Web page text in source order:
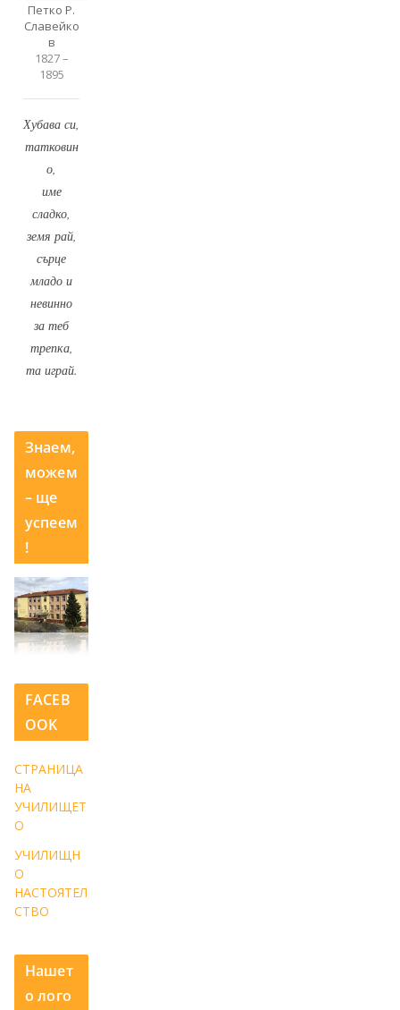
Петко Р.
Славейко
в
1827 –
1895
Хубава си,
татковин
о,
име
сладко,
земя рай,
сърце
младо и
невинно
за теб
трепка,
та играй.
Знаем,
можем
– ще
успеем
!
FACEB
OOK
СТРАНИЦА
НА
УЧИЛИЩЕТ
О
УЧИЛИЩН
О
НАСТОЯТЕЛ
СТВО
Нашет
о лого